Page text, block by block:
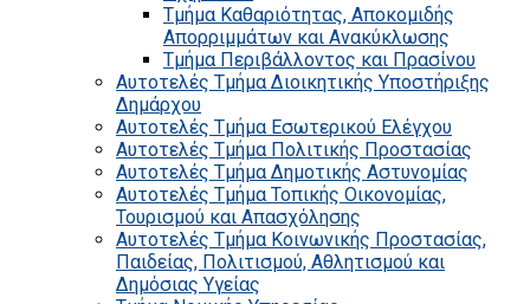
Τμήμα Καθαριότητας, Αποκομιδής
Απορριμμάτων και Ανακύκλωσης
Τμήμα Περιβάλλοντος και Πρασίνου
Αυτοτελές Τμήμα Διοικητικής Υποστήριξης
Δημάρχου
Αυτοτελές Τμήμα Εσωτερικού Ελέγχου
Αυτοτελές Τμήμα Πολιτικής Προστασίας
Αυτοτελές Τμήμα Δημοτικής Αστυνομίας
Αυτοτελές Τμήμα Τοπικής Οικονομίας,
Τουρισμού και Απασχόλησης
Αυτοτελές Τμήμα Κοινωνικής Προστασίας,
Παιδείας, Πολιτισμού, Αθλητισμού και
Δημόσιας Υγείας